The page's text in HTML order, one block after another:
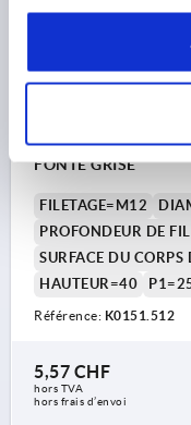
gesammelt haben.
BOUTON ÉTOILE D=M12, D1=63 H=40, FORME:E,
FONTE GRISE
FILETAGE=M12
PROFONDEUR DE
SURFACE DU
HAUTEUR=40
Référence: K0151.512
5,57 CHF
hors TVA
hors frais d’envoi